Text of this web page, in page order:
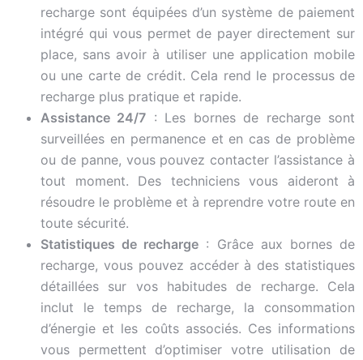
recharge sont équipées d’un système de paiement
intégré qui vous permet de payer directement sur
place, sans avoir à utiliser une application mobile
ou une carte de crédit. Cela rend le processus de
recharge plus pratique et rapide.
Assistance 24/7 : Les bornes de recharge sont
surveillées en permanence et en cas de problème
ou de panne, vous pouvez contacter l’assistance à
tout moment. Des techniciens vous aideront à
résoudre le problème et à reprendre votre route en
toute sécurité.
Statistiques de recharge : Grâce aux bornes de
recharge, vous pouvez accéder à des statistiques
détaillées sur vos habitudes de recharge. Cela
inclut le temps de recharge, la consommation
d’énergie et les coûts associés. Ces informations
vous permettent d’optimiser votre utilisation de